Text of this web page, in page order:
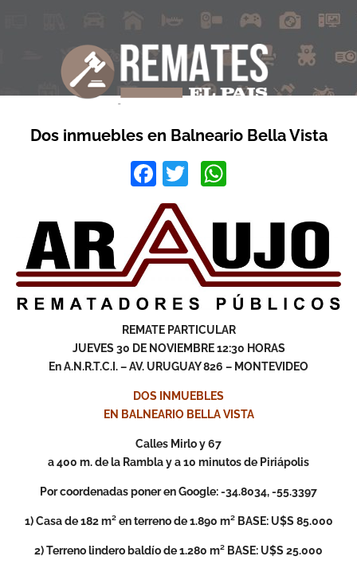
Dos inmuebles en Balneario Bella Vista
Facebook
Twitter
REMATE PARTICULAR
JUEVES 30 DE NOVIEMBRE 12:30 HORAS
En A.N.R.T.C.I. – AV. URUGUAY 826 – MONTEVIDEO
DOS INMUEBLES
EN BALNEARIO BELLA VISTA
Calles Mirlo y 67
a 400 m. de la Rambla y a 10 minutos de Piriápolis
Por coordenadas poner en Google: -34.8034, -55.3397
1) Casa de 182 m² en terreno de 1.890 m² BASE: U$S 85.000
2) Terreno lindero baldío de 1.280 m² BASE: U$S 25.000